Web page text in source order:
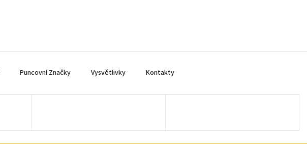
Puncovní Značky Vysvětlivky Kontakty